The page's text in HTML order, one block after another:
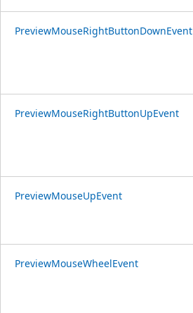
PreviewMouseRightButtonDownEvent
PreviewMouseRightButtonUpEvent
PreviewMouseUpEvent
PreviewMouseWheelEvent